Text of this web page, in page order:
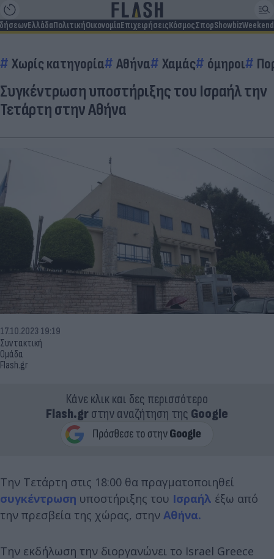
ΕλλάδαΠολιτικήΟικονομίαΕπιχειρήσειςΚόσμοςΣπορShowbizWeekend
Χωρίς κατηγορία Αθήνα Χαμάς όμηροι
Συγκέντρωση υποστήριξης του Ισραήλ την
Τετάρτη στην Αθήνα
Συντακτική
Ομάδα
Flash.gr
17.10.2023 19:19
Κάνε κλικ και δες περισσότερο
Flash.grστην αναζήτηση της Google
Την Τετάρτη στις 18:00 θα πραγματοποιηθεί
συγκέντρωση υποστήριξης του Ισραήλ έξω από
την πρεσβεία της χώρας, στην Αθήνα.
Tην εκδήλωση την διοργανώνει το Israel Greece